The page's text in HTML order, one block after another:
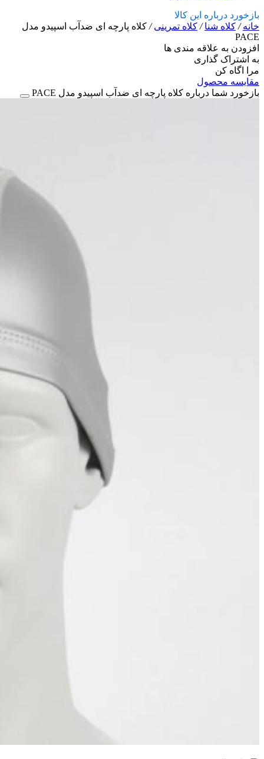
بازخورد درباره این کالا
خانه/ کلاه شنا/ کلاه تمرینی/ کلاه پارچه ای ضدآب اسپیدو مدل
PACE
افزودن به علاقه مندی ها
به اشتراک گذاری
مرا اگاه کن
مقایسه محصول
بازخورد شما درباره کلاه پارچه ای ضدآب اسپیدو مدل PACE